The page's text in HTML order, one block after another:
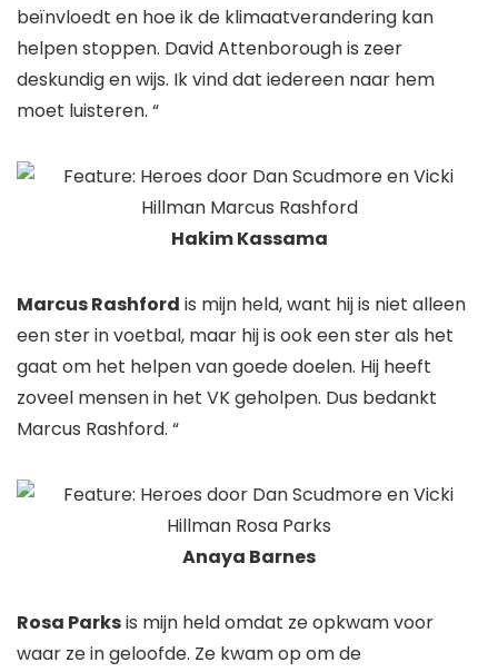
beïnvloedt en hoe ik de klimaatverandering kan
helpen stoppen. David Attenborough is zeer
deskundig en wijs. Ik vind dat iedereen naar hem
moet luisteren. “
Hakim Kassama
Marcus Rashford is mijn held, want hij is niet alleen
een ster in voetbal, maar hij is ook een ster als het
gaat om het helpen van goede doelen. Hij heeft
zoveel mensen in het VK geholpen. Dus bedankt
Marcus Rashford. “
Anaya Barnes
Rosa Parksis mijn held omdat ze opkwam voor
waar ze in geloofde. Ze kwam op om de